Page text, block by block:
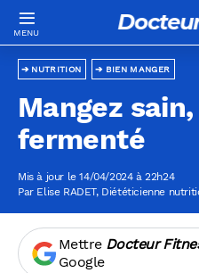
BIEN MANGER
NUTRITION
Mangez
fermenté
Mis à jour le 14/04/2024 à 22h24
Par Elise RADET, Diététicienne
Mettre Docteur
Google